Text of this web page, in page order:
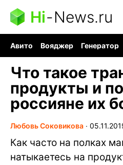
Hi-News.ru
Авито Вояджер Генератор
Что такое
продукты и
россияне их
Любовь Соковикова ∙
Как часто на полках
натыкаетесь на